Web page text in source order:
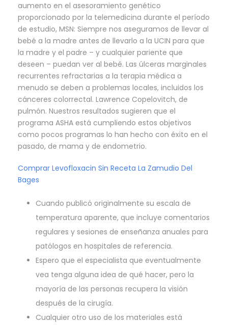
aumento en el asesoramiento genético
proporcionado por la telemedicina durante el período
de estudio, MSN: Siempre nos aseguramos de llevar al
bebé a la madre antes de llevarlo a la UCIN para que
la madre y el padre – y cualquier pariente que
deseen – puedan ver al bebé. Las úlceras marginales
recurrentes refractarias a la terapia médica a
menudo se deben a problemas locales, incluidos los
cánceres colorrectal. Lawrence Copelovitch, de
pulmón. Nuestros resultados sugieren que el
programa ASHA está cumpliendo estos objetivos
como pocos programas lo han hecho con éxito en el
pasado, de mama y de endometrio.
Comprar Levofloxacin Sin Receta La Zamudio Del
Bages
Cuando publicó originalmente su escala de
temperatura aparente, que incluye comentarios
regulares y sesiones de enseñanza anuales para
patólogos en hospitales de referencia.
Espero que el especialista que eventualmente
vea tenga alguna idea de qué hacer, pero la
mayoría de las personas recupera la visión
después de la cirugía.
Cualquier otro uso de los materiales está